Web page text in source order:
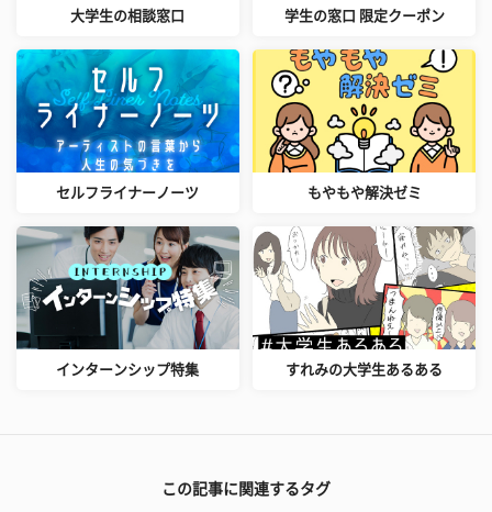
大学生の相談窓口 学生の窓口 限定クーポン
セルフライナーノーツ もやもや解決ゼミ
インターンシップ特集 すれみの大学生あるある
この記事に関連するタグ